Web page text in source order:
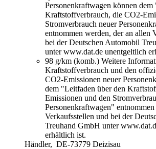
Personenkraftwagen können
Kraftstoffverbrauch, die CO2-
Stromverbrauch neuer
entnommen werden, der an allen
bei der Deutschen Automobil
unter www.dat.de unentgeltlich
98 g/km (komb.) Weitere
Kraftstoffverbrauch und den
CO2-Emissionen neuer
dem "Leitfaden über den
Emissionen und den
Personenkraftwagen"
Verkaufsstellen und bei der
Treuhand GmbH unter
erhältlich ist.
Händler, DE-73779 Deizisau